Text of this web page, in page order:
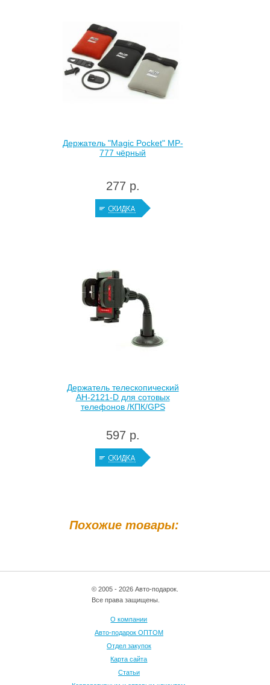
Похожие товары:
Держатель "Magic Pocket" MP-
777 чёрный
277 р.
Держатель телескопический
АН-2121-D для сотовых
телефонов /КПК/GPS
597 р.
© 2005 - 2026 Авто-подарок.
Все права защищены.
О компании
Авто-подарок ОПТОМ
Отдел закупок
Карта сайта
Статьи